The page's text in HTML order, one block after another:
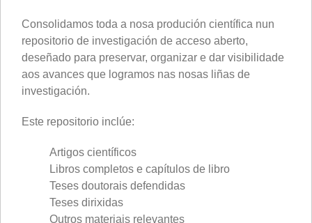
Consolidamos toda a nosa produción científica nun
repositorio de investigación de acceso aberto,
deseñado para preservar, organizar e dar visibilidade
aos avances que logramos nas nosas liñas de
investigación.
Este repositorio inclúe:
Artigos científicos
Libros completos e capítulos de libro
Teses doutorais defendidas
Teses dirixidas
Outros materiais relevantes